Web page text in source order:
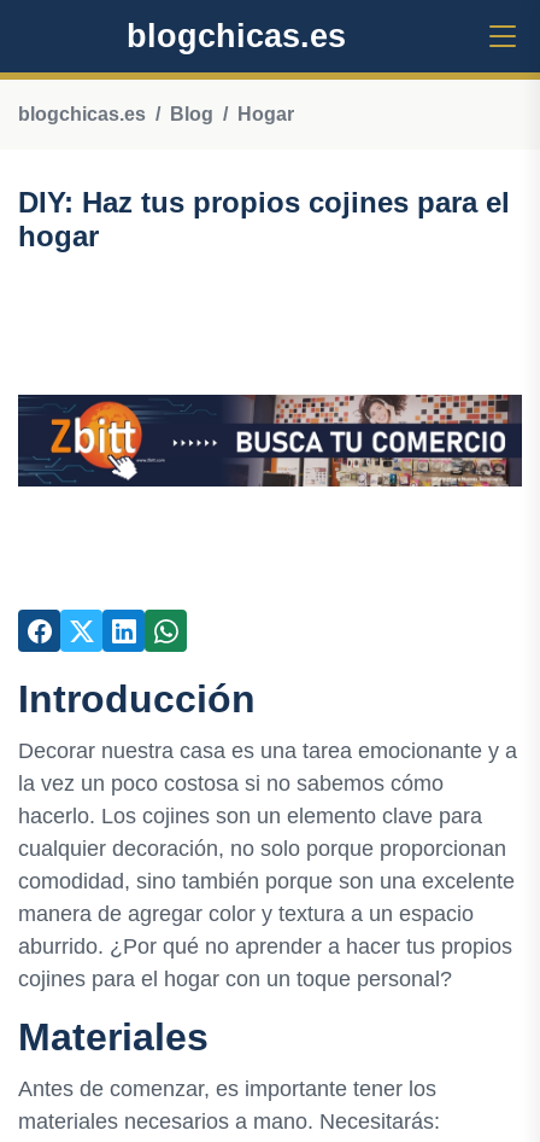
blogchicas.es
blogchicas.es Blog Hogar
DIY: Haz tus propios cojines para el
hogar
Introducción
Decorar nuestra casa es una tarea emocionante y a
la vez un poco costosa si no sabemos cómo
hacerlo. Los cojines son un elemento clave para
cualquier decoración, no solo porque proporcionan
comodidad, sino también porque son una excelente
manera de agregar color y textura a un espacio
aburrido. ¿Por qué no aprender a hacer tus propios
cojines para el hogar con un toque personal?
Materiales
Antes de comenzar, es importante tener los
materiales necesarios a mano. Necesitarás: